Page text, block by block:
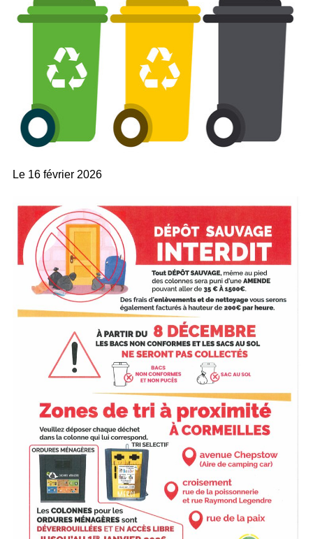
Le 16 février 2026